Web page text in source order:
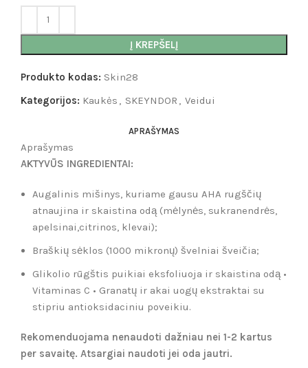
Į KREPŠELĮ
Produkto kodas: Skin28
Kategorijos: Kaukės , SKEYNDOR , Veidui
APRAŠYMAS
Aprašymas
AKTYVŪS INGREDIENTAI:
Augalinis mišinys, kuriame gausu AHA rugščių
atnaujina ir skaistina odą (mėlynės, sukranendrės,
apelsinai,citrinos, klevai);
Braškių sėklos (1000 mikronų) švelniai šveičia;
Glikolio rūgštis puikiai eksfoliuoja ir skaistina odą •
Vitaminas C • Granatų ir akai uogų ekstraktai su
stipriu antioksidaciniu poveikiu.
Rekomenduojama nenaudoti dažniau nei 1-2 kartus
per savaitę. Atsargiai naudoti jei oda jautri.